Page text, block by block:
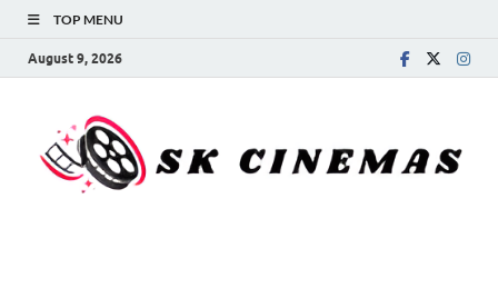
TOP MENU
August 9, 2026